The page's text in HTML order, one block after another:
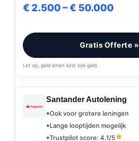
€ 2.500 – € 50.000
Gratis Offerte »
Let op, geld lenen kost ook geld.
Santander Autolening
Ook voor grotere leningen
Lange looptijden mogelijk
Trustpilot score: 4.1/5